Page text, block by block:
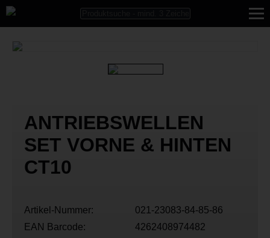
ANTRIEBSWELLEN
SET VORNE & HINTEN
CT10
Artikel-Nummer:
021-23083-84-85-86
EAN Barcode:
4262408974482